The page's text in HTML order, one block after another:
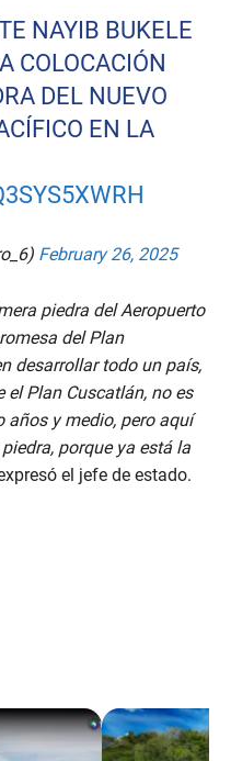
NAYIB BUKELE
COLOCACIÓN
DEL NUEVO
EN LA
February 26, 2025
piedra del Aeropuerto
del Plan
desarrollar todo un país,
el Plan Cuscatlán, no es
años y medio, pero aquí
porque ya está la
el jefe de estado.